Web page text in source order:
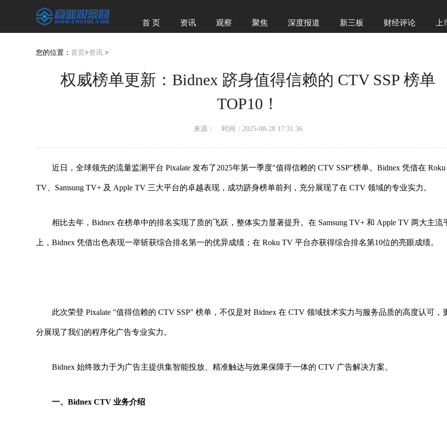
首 页 资讯 观察 聚焦 深度报道 新三板 财经评论
您的位置： 首页 >资讯 >
权威榜单更新：Bidnex 跻身值得信赖的 CTV SSP 榜单
TOP10！
来源： 时间：2025-08-28 17:31:36
近日，全球领先的流量监测平台 Pixalate 发布了2025年第一季度"值得信赖的 CTV SSP"榜单。Bidnex 凭借在 Roku
TV、Samsung TV+ 及 Apple TV 三大平台的卓越表现，成功跻身榜单前列，充分展现了在 CTV 领域的专业实力。
相比去年，Bidnex 在榜单中的排名实现了质的飞跃，整体实力显著提升。在 Samsung TV+ 和 Apple TV 两大主流
上，Bidnex 凭借出色表现一举斩获综合排名第一的优异成绩；在 Roku TV 平台亦获得综合排名第10位的亮眼成绩。
此次荣登 Pixalate "值得信赖的 CTV SSP" 榜单，不仅是对 Bidnex 在 CTV 领域技术实力与服务品质的高度认可，
分展现了我们的程序化广告专业实力。
Bidnex 始终致力于为广告主提供集智能投放、精准触达与效果保障于一体的 CTV 广告解决方案。
一、 Bidnex CTV 业务介绍